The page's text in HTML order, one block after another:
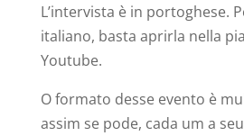
L’intervista è in portoghese.
italiano, basta aprirla nella
Youtube.
O formato desse evento è
assim se pode, cada um a